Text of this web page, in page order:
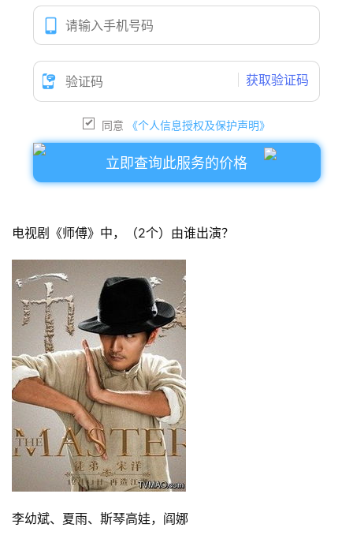
获取验证码
同意 《个人信息授权及保护声明》
立即查询此服务的价格
电视剧《师傅》中，（2个）由谁出演？
李幼斌、夏雨、斯琴高娃，阎娜